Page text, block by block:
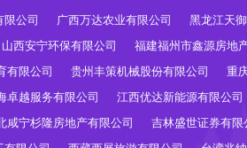
公司 广西万达农业有限公司 黑龙江天
山西安宁环保有限公司 福建福州市鑫源房地
有限公司 贵州丰策机械股份有限公司 重
卓越服务有限公司 江西优达新能源有限公司
咸宁杉隆房地产有限公司 吉林盛世证券有限